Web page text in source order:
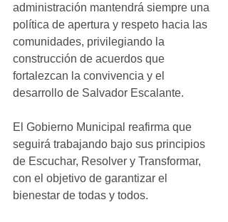
administración mantendrá siempre una
política de apertura y respeto hacia las
comunidades, privilegiando la
construcción de acuerdos que
fortalezcan la convivencia y el
desarrollo de Salvador Escalante.
El Gobierno Municipal reafirma que
seguirá trabajando bajo sus principios
de Escuchar, Resolver y Transformar,
con el objetivo de garantizar el
bienestar de todas y todos.